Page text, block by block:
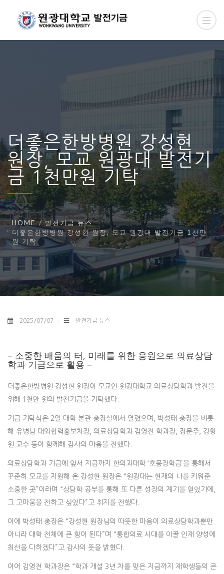
더좋은한방병원 강성현
원장, 모교 원광대 발전기
금 1천만원 기탁
HOME
발전기금 뉴스
더좋은한방병원 강성현 원장, 모교 원광대 발전기금 1천만
원 기탁
2025/07/07 발전기금 뉴스
– 소중한 배움의 터, 미래를 위한 응원으로 의료상담
학과 기금으로 활용 –
더좋은한방병원 강성현 원장이 모교인 원광대학교 의료상담학과 발전을
위해 1천만 원의 발전기금을 기탁했다.
기금 기탁식은 2일 대학 본관 총장실에서 열렸으며, 박성태 총장을 비롯
해 유병남 대외협력홍보처장, 의료상담학과 김영전 학과장, 정문주, 강형
원 교수 등이 함께해 감사의 마음을 전했다.
의료상담학과 기금에 앞서 지금까지 한의과대학 ‘호몽장학금’을 통해서
꾸준히 모교를 지원해 온 강성현 원장은 “원광대는 현재의 나를 키워준
소중한 곳”이라며 “상담학 공부를 통해 또 다른 성장의 계기를 얻었기에,
그 고마움을 전하고 싶었다”고 취지를 전했다.
이에 박성태 총장은 “강성현 원장님의 따뜻한 마음이 의료상담학과뿐만
아니라 대학 전체에 큰 힘이 된다”며 “통합의료 시대를 이끌 인재 양성에
최선을 다하겠다”고 감사의 뜻을 밝혔다.
이어 김영전 학과장은 “학과 개설 3년 차를 맞은 지금까지 재학생들의 큰